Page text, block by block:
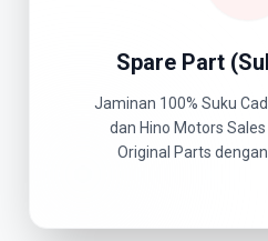
Spare Part
Jaminan 100% Suku
dan Hino Motors
Original Parts